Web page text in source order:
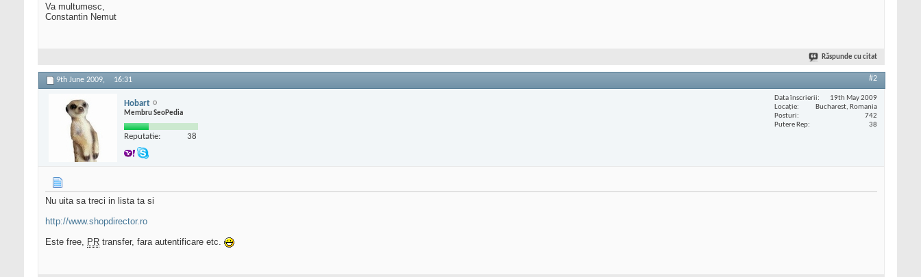
Va multumesc,
Constantin Nemut
Răspunde cu citat
9th June 2009, 16:31 #2
Hobart
Membru SeoPedia
Reputatie: 38
Data înscrierii
19th May 2009
Locaţie
Bucharest, Romania
Posturi
742
Putere Rep
38
Nu uita sa treci in lista ta si
http://www.shopdirector.ro
Este free, PR transfer, fara autentificare etc.